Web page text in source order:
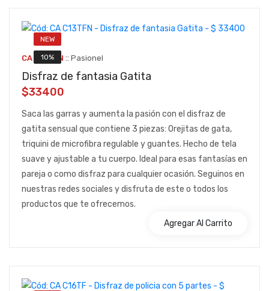
NEW
10%
CA C13TFN :: Pasionel
Disfraz de fantasia Gatita
$33400
Saca las garras y aumenta la pasión con el disfraz de
gatita sensual que contiene 3 piezas: Orejitas de gata,
triquini de microfibra regulable y guantes. Hecho de tela
suave y ajustable a tu cuerpo. Ideal para esas fantasías en
pareja o como disfraz para cualquier ocasión. Seguinos en
nuestras redes sociales y disfruta de este o todos los
productos que te ofrecemos.
Agregar Al Carrito